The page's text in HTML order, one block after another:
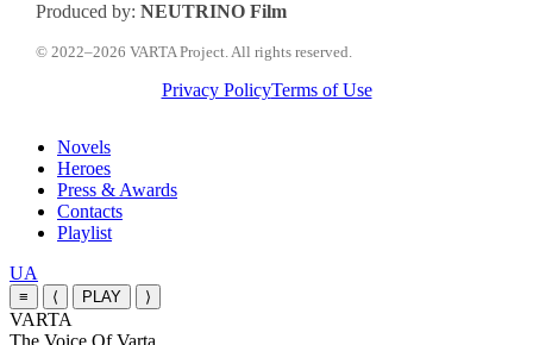
Produced by: NEUTRINO Film
© 2022–2026 VARTA Project. All rights reserved.
Privacy PolicyTerms of Use
Close
Menu
Novels
Heroes
Press & Awards
Contacts
Playlist
Перемкнути
мову
сайту
UA
≡ ⟨ PLAY ⟩
VARTA
The Voice Of Varta